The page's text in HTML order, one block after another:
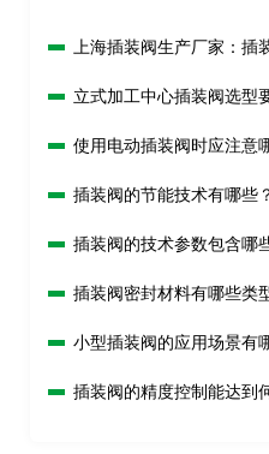
上海插装阀生产厂家：插
立式加工中心插装阀选型
使用电动插装阀时应注意
插装阀的节能技术有哪些
插装阀的技术参数包含哪
插装阀密封材料有哪些类
小型插装阀的应用场景有
插装阀的精度控制能达到